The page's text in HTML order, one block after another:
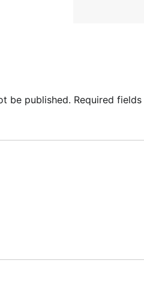
be published. Required